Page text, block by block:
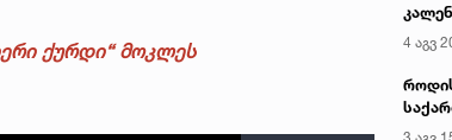
ქურდი“ მოკლეს
4 აგვ